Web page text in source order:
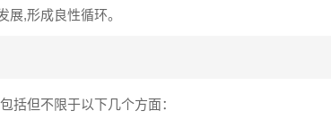
,形成良性循环。
但不限于以下几个方面：